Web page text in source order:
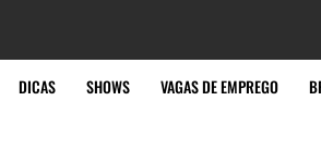
DICAS SHOWS VAGAS DE EMPREGO